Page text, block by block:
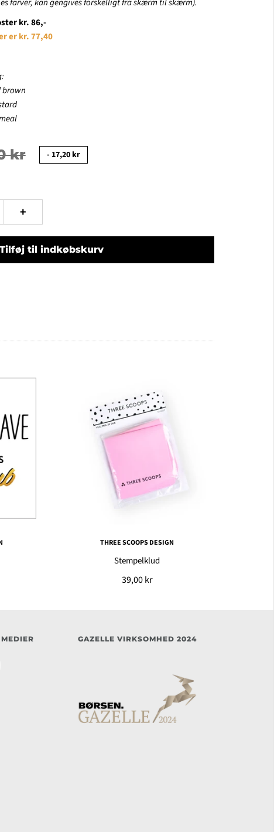
farver, kan gengives forskelligt fra skærm til skærm).
kr. 86,-
er kr. 77,40
brown
kr - 17,20 kr
+
Tilføj til indkøbskurv
THREE SCOOPS DESIGN
Stempelklud
39,00 kr
GAZELLE VIRKSOMHED 2024